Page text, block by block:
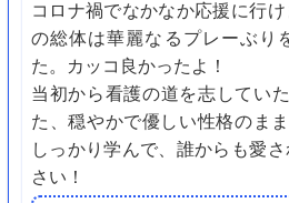
コロナ禍でなかなか応援に行
の総体は華麗なるプレーぶり
た。カッコ良かったよ！
当初から看護の道を志してい
た、穏やかで優しい性格のま
しっかり学んで、誰からも愛
さい！